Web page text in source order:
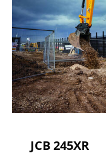
JCB 245XR